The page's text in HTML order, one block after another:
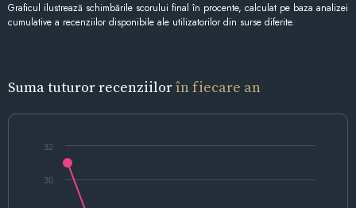
Graficul ilustrează schimbările scorului final în procente, calculat pe baza analizei
cumulative a recenziilor disponibile ale utilizatorilor din surse diferite.
Suma tuturor recenziilorîn fiecare an
30
32